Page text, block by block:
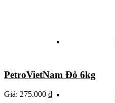
PetroVietNam Đỏ 6kg
Giá: 275.000 ₫